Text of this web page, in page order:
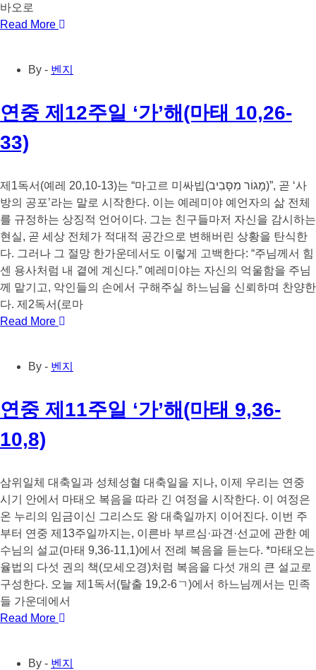
바오로
Read More
By - 벤지
연중 제12주일 ‘가’해(마태 10,26-
33)
제1독서(예레 20,10-13)는 “마고르 미싸빕(מָגוֹר מִסָּבִיב)”, 곧 ‘사
방의 공포’라는 말로 시작한다. 이는 예레미야 예언자의 삶 전체
를 규정하는 상징적 언어이다. 그는 친구들마저 자신을 감시하는
현실, 곧 세상 전체가 적대적 공간으로 변해버린 상황을 탄식한
다. 그러나 그 절망 한가운데서도 이렇게 고백한다: “주님께서 힘
센 용사처럼 내 곁에 계신다.” 예레미야는 자신의 억울함을 주님
께 맡기고, 악인들의 손에서 구해주실 하느님을 신뢰하며 찬양한
다. 제2독서(로마
Read More
By - 벤지
연중 제11주일 ‘가’해(마태 9,36-
10,8)
삼위일체 대축일과 성체성혈 대축일을 지나, 이제 우리는 연중
시기 안에서 마태오 복음을 따라 긴 여정을 시작한다. 이 여정은
온 누리의 임금이신 그리스도 왕 대축일까지 이어진다. 이번 주
부터 연중 제13주일까지는, 이른바 부르심·파견·선교에 관한 예
수님의 설교(마태 9,36-11,1)에서 전례 복음을 듣는다. *마태오는
율법의 다섯 권의 책(모세오경)처럼 복음을 다섯 개의 큰 설교로
구성한다. 오늘 제1독서(탈출 19,2-6ㄱ)에서 하느님께서는 민족
들 가운데에서
Read More
By - 벤지